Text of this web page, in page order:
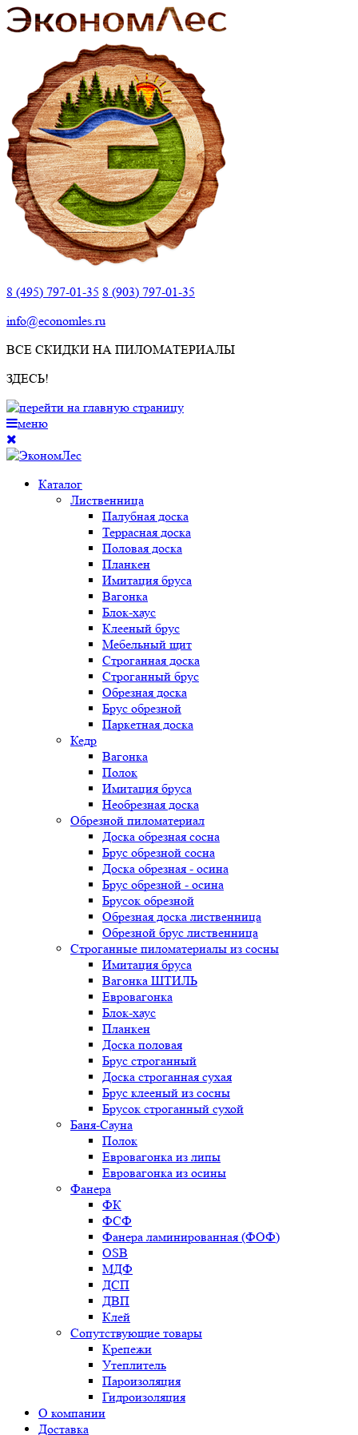
8 (495) 797-01-35 8 (903) 797-01-35
info@economles.ru
ВСЕ СКИДКИ НА ПИЛОМАТЕРИАЛЫ
ЗДЕСЬ!
меню
Каталог
Лиственница
Палубная доска
Террасная доска
Половая доска
Планкен
Имитация бруса
Вагонка
Блок-хаус
Клееный брус
Мебельный щит
Строганная доска
Строганный брус
Обрезная доска
Брус обрезной
Паркетная доска
Кедр
Вагонка
Полок
Имитация бруса
Необрезная доска
Обрезной пиломатериал
Доска обрезная сосна
Брус обрезной сосна
Доска обрезная - осина
Брус обрезной - осина
Брусок обрезной
Обрезная доска лиственница
Обрезной брус лиственница
Строганные пиломатериалы из сосны
Имитация бруса
Вагонка ШТИЛЬ
Евровагонка
Блок-хаус
Планкен
Доска половая
Брус строганный
Доска строганная сухая
Брус клееный из сосны
Брусок строганный сухой
Баня-Сауна
Полок
Евровагонка из липы
Евровагонка из осины
Фанера
ФК
ФСФ
Фанера ламинированная (ФОФ)
OSB
МДФ
ДСП
ДВП
Клей
Сопутствующие товары
Крепежи
Утеплитель
Пароизоляция
Гидроизоляция
О компании
Доставка